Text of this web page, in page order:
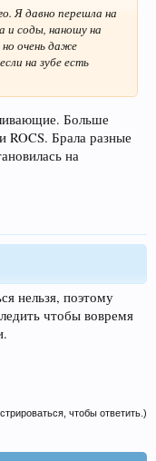
Я давно перешла на
и соды, наношу на
но очень даже
на зубе есть
Больше
ROCS. Брала разные
на
нельзя, поэтому
чтобы вовремя
чтобы ответить.)